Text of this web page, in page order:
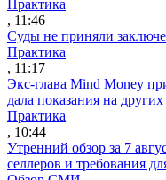
Практика
, 11:46
Суды не приняли
Практика
, 11:17
Экс-глава Mind Money
дала показания на
Практика
, 10:44
Утренний обзор за 7
селлеров и требования